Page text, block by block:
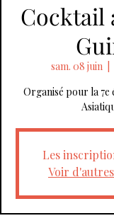
Cocktail
sam. 08 juin
  |
Organisé pour la
Les
Voir